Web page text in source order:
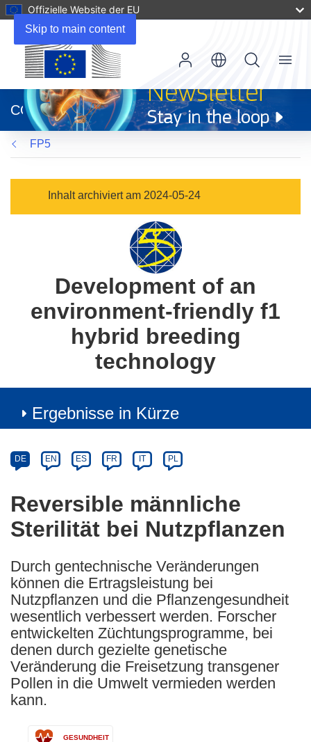
Skip to main content
Offizielle Website der EU
neuem
Fenster)
CORDIS
Menu
FP5
Inhalt archiviert am 2024-05-24
Development of an
environment-friendly f1
hybrid breeding
technology
Ergebnisse in Kürze
Category
Article
available
the
following
languages:
DE EN ES FR IT PL
Reversible männliche
Sterilität bei Nutzpflanzen
Durch gentechnische Veränderungen
können die Ertragsleistung bei
Nutzpflanzen und die Pflanzengesundheit
wesentlich verbessert werden. Forscher
entwickelten Züchtungsprogramme, bei
denen durch gezielte genetische
Veränderung die Freisetzung transgener
Pollen in die Umwelt vermieden werden
kann.
GESUNDHEIT